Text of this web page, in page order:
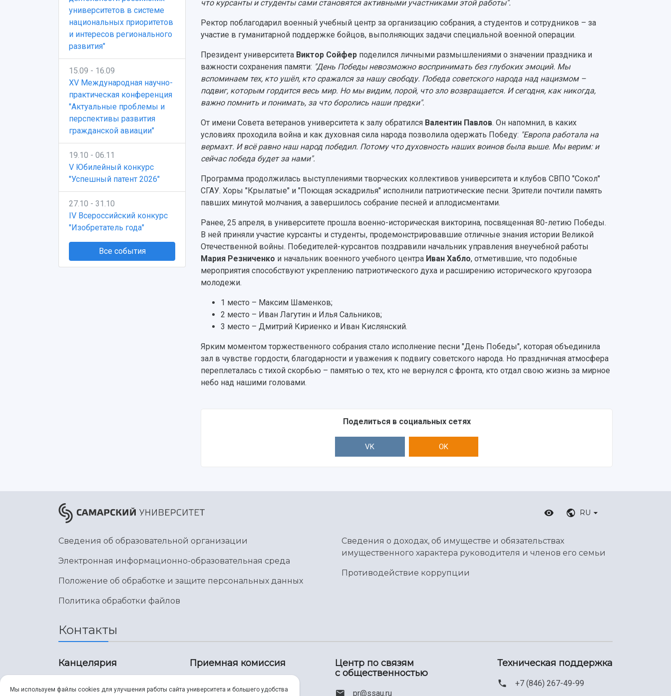
университетов в системе
национальных приоритетов
и интересов регионального
развития"
15.09 - 16.09
XV Международная научно-
практическая конференция
"Актуальные проблемы и
перспективы развития
гражданской авиации"
19.10 - 06.11
V Юбилейный конкурс
"Успешный патент 2026"
27.10 - 31.10
IV Всероссийский конкурс
"Изобретатель года"
Все события
что курсанты и студенты сами становятся активными участниками этой работы".
Ректор поблагодарил военный учебный центр за организацию собрания, а студентов и сотрудников – за
участие в гуманитарной поддержке бойцов, выполняющих задачи специальной военной операции.
Президент университета Виктор Сойфер поделился личными размышлениями о значении праздника и
важности сохранения памяти: "День Победы невозможно воспринимать без глубоких эмоций. Мы
вспоминаем тех, кто ушёл, кто сражался за нашу свободу. Победа советского народа над нацизмом –
подвиг, которым гордится весь мир. Но мы видим, порой, что зло возвращается. И сегодня, как никогда,
важно помнить и понимать, за что боролись наши предки".
От имени Совета ветеранов университета к залу обратился Валентин Павлов. Он напомнил, в каких
условиях проходила война и как духовная сила народа позволила одержать Победу: "Европа работала на
вермахт. И всё равно наш народ победил. Потому что духовность наших воинов была выше. Мы верим: и
сейчас победа будет за нами".
Программа продолжилась выступлениями творческих коллективов университета и клубов СВПО "Сокол"
СГАУ. Хоры "Крылатые" и "Поющая эскадрилья" исполнили патриотические песни. Зрители почтили память
павших минутой молчания, а завершилось собрание песней и аплодисментами.
Ранее, 25 апреля, в университете прошла военно-историческая викторина, посвященная 80-летию Победы.
В ней приняли участие курсанты и студенты, продемонстрировавшие отличные знания истории Великой
Отечественной войны. Победителей-курсантов поздравили начальник управления внеучебной работы
Мария Резниченко и начальник военного учебного центра Иван Хабло, отметившие, что подобные
мероприятия способствуют укреплению патриотического духа и расширению исторического кругозора
молодежи.
1 место – Максим Шаменков;
2 место – Иван Лагутин и Илья Сальников;
3 место – Дмитрий Кириенко и Иван Кислянский.
Ярким моментом торжественного собрания стало исполнение песни "День Победы", которая объединила
зал в чувстве гордости, благодарности и уважения к подвигу советского народа. Но праздничная атмосфера
переплеталась с тихой скорбью – памятью о тех, кто не вернулся с фронта, кто отдал свою жизнь за мирное
небо над нашими головами.
Поделиться в социальных сетях
VK OK
RU
Сведения об образовательной организации
Электронная информационно-образовательная среда
Положение об обработке и защите персональных данных
Политика обработки файлов
Сведения о доходах, об имуществе и обязательствах
имущественного характера руководителя и членов его семьи
Противодействие коррупции
Контакты
Канцелярия Приемная комиссия
Центр по связям
с общественностью
pr@ssau.ru
Техническая поддержка
+7 (846) 267-49-99
Мы используем файлы cookies для улучшения работы сайта университета и большего удобства